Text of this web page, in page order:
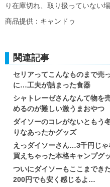
り在庫切れ、取り扱っていない
商品提供：キャンドゥ
関連記事
セリアってこんなものまで売
に…工夫が詰まった食器
シャトレーゼさんなんて物を
めるのが難しい激うまおやつ
ダイソーのコレがないともう
りなあったかグッズ
えっダイソーさん…3千円じ
買えちゃった本格キャンプグ
ついにダイソーもここまでき
200円でも安く感じるよ…